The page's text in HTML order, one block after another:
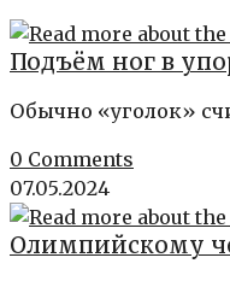
Подъём ног в
Обычно «уголок»
0 Comments
07.05.2024
Олимпийскому